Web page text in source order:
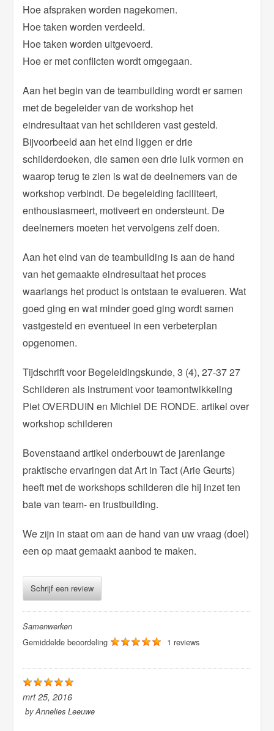
Hoe afspraken worden nagekomen.
Hoe taken worden verdeeld.
Hoe taken worden uitgevoerd.
Hoe er met conflicten wordt omgegaan.
Aan het begin van de teambuilding wordt er samen
met de begeleider van de workshop het
eindresultaat van het schilderen vast gesteld.
Bijvoorbeeld aan het eind liggen er drie
schilderdoeken, die samen een drie luik vormen en
waarop terug te zien is wat de deelnemers van de
workshop verbindt. De begeleiding faciliteert,
enthousiasmeert, motiveert en ondersteunt. De
deelnemers moeten het vervolgens zelf doen.
Aan het eind van de teambuilding is aan de hand
van het gemaakte eindresultaat het proces
waarlangs het product is ontstaan te evalueren. Wat
goed ging en wat minder goed ging wordt samen
vastgesteld en eventueel in een verbeterplan
opgenomen.
Tijdschrift voor Begeleidingskunde, 3 (4), 27-37 27
Schilderen als instrument voor teamontwikkeling
Piet OVERDUIN en Michiel DE RONDE. artikel over
workshop schilderen
Bovenstaand artikel onderbouwt de jarenlange
praktische ervaringen dat Art in Tact (Arie Geurts)
heeft met de workshops schilderen die hij inzet ten
bate van team- en trustbuilding.
We zijn in staat om aan de hand van uw vraag (doel)
een op maat gemaakt aanbod te maken.
Schrijf een review
Samenwerken
Gemiddelde beoordeling 1 reviews
mrt 25, 2016
byAnnelies Leeuwe